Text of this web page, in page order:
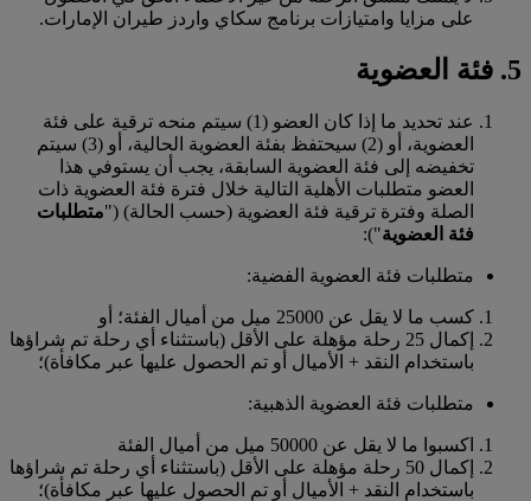
على مزايا وامتيازات برنامج سكاي واردز طيران الإمارات.
5. فئة العضوية
عند تحديد ما إذا كان العضو (1) سيتم منحه ترقية على فئة
العضوية، أو (2) سيحتفظ بفئة العضوية الحالية، أو (3) سيتم
تخفيضه إلى فئة العضوية السابقة، يجب أن يستوفي هذا
العضو متطلبات الأهلية التالية خلال فترة فئة العضوية ذات
الصلة وفترة ترقية فئة العضوية (حسب الحالة) ("متطلبات
فئة العضوية"):
متطلبات فئة العضوية الفضية:
كسب ما لا يقل عن 25000 ميل من أميال الفئة؛ أو
إكمال 25 رحلة مؤهلة على الأقل (باستثناء أي رحلة تم شراؤها
باستخدام النقد + الأميال أو تم الحصول عليها عبر مكافأة)؛
متطلبات فئة العضوية الذهبية:
اكسبوا ما لا يقل عن 50000 ميل من أميال الفئة
إكمال 50 رحلة مؤهلة على الأقل (باستثناء أي رحلة تم شراؤها
باستخدام النقد + الأميال أو تم الحصول عليها عبر مكافأة)؛